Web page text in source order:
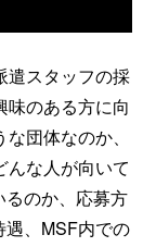
遣スタッフの採
味のある方に向
団体なのか、
んな人が向いて
のか、応募方
、MSF内での